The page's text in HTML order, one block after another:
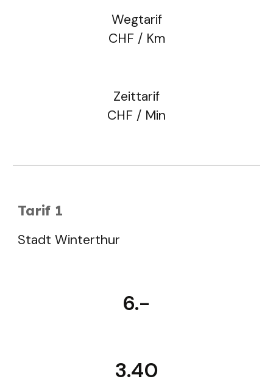
Wegtarif
CHF / Km
Zeittarif
CHF / Min
Tarif 1
Stadt Winterthur
6.-
3.40